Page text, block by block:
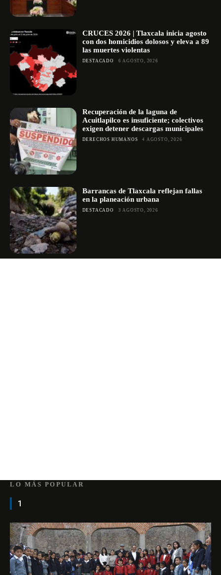
CRUCES 2026 | Tlaxcala inicia agosto
con dos homicidios dolosos y eleva a 89
las muertes violentas
DESTACADO 6 AGOSTO, 2026
Recuperación de la laguna de
Acuitlapilco es insuficiente; colectivos
exigen detener descargas municipales
DERECHOS HUMANOS 4 AGOSTO, 2026
Barrancas de Tlaxcala reflejan fallas
en la planeación urbana
DESTACADO 3 AGOSTO, 2026
LO MÁS POPULAR
1